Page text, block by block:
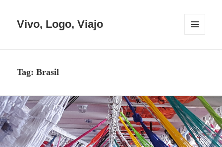
Vivo, Logo, Viajo
Tag:Brasil